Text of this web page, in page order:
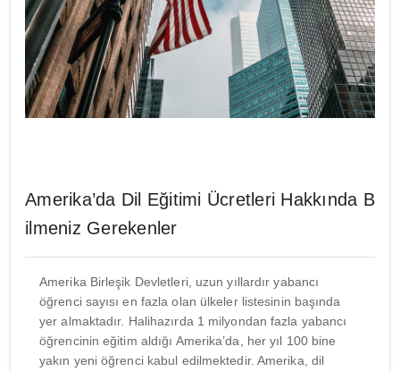
Amerika’da Dil Eğitimi Ücretleri Hakkında B
ilmeniz Gerekenler
Amerika Birleşik Devletleri, uzun yıllardır yabancı
öğrenci sayısı en fazla olan ülkeler listesinin başında
yer almaktadır. Halihazırda 1 milyondan fazla yabancı
öğrencinin eğitim aldığı Amerika’da, her yıl 100 bine
yakın yeni öğrenci kabul edilmektedir. Amerika, dil